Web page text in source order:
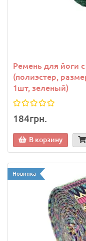
Ремень для йоги
(полиэстер,
1шт, зеленый)
184грн.
В корзину
Новинка